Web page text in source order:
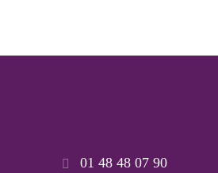
01 48 48 07 90